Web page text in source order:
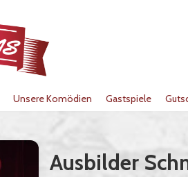
Unsere Komödien Gastspiele
Ausbilder